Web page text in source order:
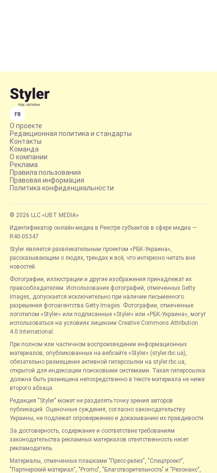
FB
О проекте
Редакционная политика и стандарты
Контакты
Команда
О компании
Реклама
Правила пользования
Правовая информация
Политика конфиденциальности
© 2026 LLC «UBT MEDIA»
Идентификатор онлайн-медиа в Реестре субъектов в сфере медиа —
R40-05347
Styler является развлекательным проектом «РБК-Украина»,
рассказывающим о людях, трендах и всё, что интересно читать вне
новостей.
Фотографии, иллюстрации и другие изображения принадлежат их
правообладателям. Использование фотографий, отмеченных Getty
Images, допускается исключительно при наличии письменного
разрешения фотоагентства Getty Images. Фотографии, отмеченные
логотипом «Styler» или подписанные «Styler» или «РБК-Украина», могут
использоваться на условиях лицензии Creative Commons Attribution
4.0 International.
При полном или частичном воспроизведении информационных
материалов, опубликованных на вебсайте «Styler» (styler.rbc.ua),
обязательно размещение активной гиперссылки на styler.rbc.ua,
открытой для индексации поисковыми системами. Такая гиперссылка
должна быть размещена непосредственно в тексте материала не ниже
второго абзаца.
Редакция "Styler" может не разделять точку зрения авторов
публикаций. Оценочные суждения, согласно законодательству
Украины, не подлежат опровержению и доказыванию их правдивости.
За достоверность, содержание и соответствие требованиям
законодательства рекламных материалов ответственность несет
рекламодатель.
Материалы, отмеченные плашками "Пресс-релиз", "Спецпроект",
"Партнерский материал", "Promo", "Благотворительность" и "Резонанс",